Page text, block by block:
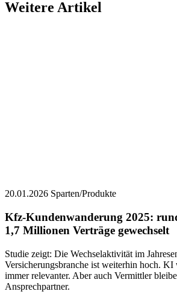
Weitere Artikel
20.01.2026 Sparten/Produkte
Kfz-Kundenwanderung 2025:
1,7 Millionen Verträge gewechselt
Studie zeigt: Die Wechselaktivität im
Versicherungsbranche ist weiterhin hoch.
immer relevanter. Aber auch Vermittler
Ansprechpartner.